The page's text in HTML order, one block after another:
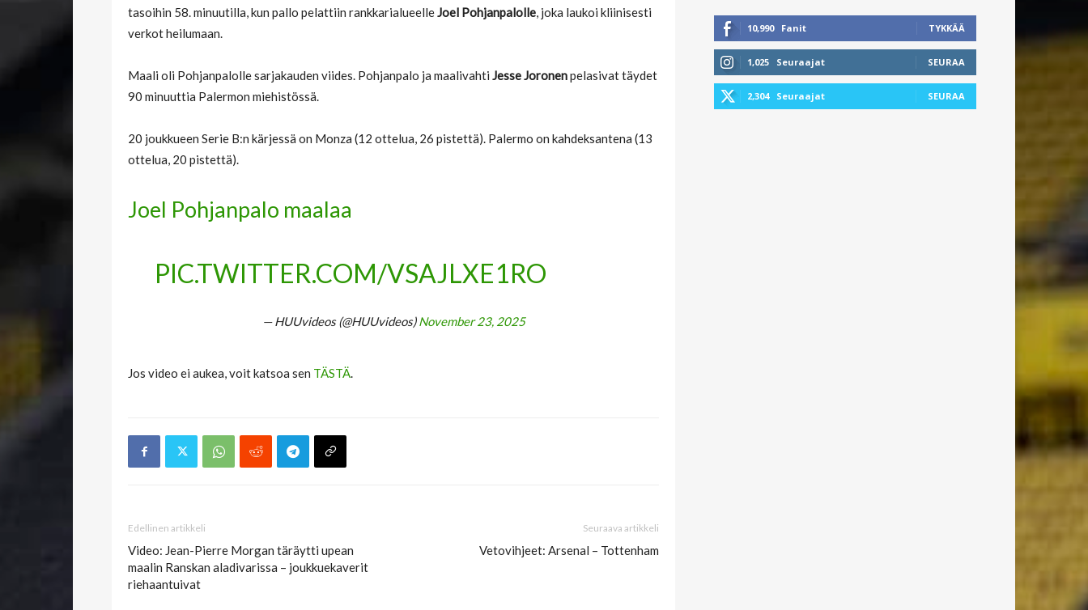
tasoihin 58. minuutilla, kun pallo pelattiin rankkarialueelleJoel Pohjanpalolle, joka laukoi kliinisesti
verkot heilumaan.
Maali oli Pohjanpalolle sarjakauden viides. Pohjanpalo ja maalivahti Jesse Joronenpelasivat täydet
90 minuuttia Palermon miehistössä.
20 joukkueen Serie B:n kärjessä on Monza (12 ottelua, 26 pistettä). Palermo on kahdeksantena (13
ottelua, 20 pistettä).
Joel Pohjanpalo maalaa
PIC.TWITTER.COM/VSAJLXE1RO
— HUUvideos (@HUUvideos)November 23, 2025
Jos video ei aukea, voit katsoa sen TÄSTÄ.
Edellinen artikkeli
Video: Jean-Pierre Morgan täräytti upean
maalin Ranskan aladivarissa – joukkuekaverit
riehaantuivat
Seuraava artikkeli
Vetovihjeet: Arsenal – Tottenham
10,990 Fanit TYKKÄÄ
1,025 Seuraajat SEURAA
2,304 Seuraajat SEURAA